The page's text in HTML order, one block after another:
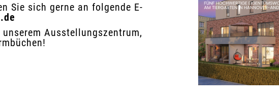
Sie sich gerne an folgende E-
Ausstellungszentrum,